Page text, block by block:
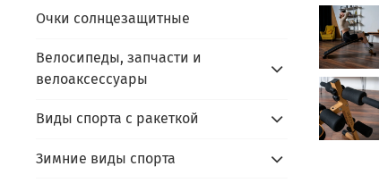
Очки солнцезащитные
Велосипеды, запчасти и
велоаксессуары
Виды спорта с ракеткой
Зимние виды спорта